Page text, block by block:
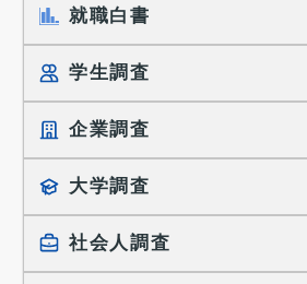
就職白書
学生調査
就職プロセス調査
就職活動TOPICS
大学生の実態調査
働きたい組織の特徴
企業調査
採用に関する調査
採用活動に関するレポート
大学調査
社会人調査